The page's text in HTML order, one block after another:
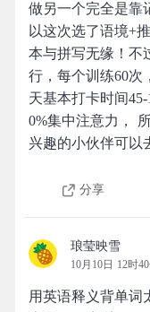
做另一个完全是靠
以这次选了语境+
本与拼写无缘！不
行，每个训练60次
天基本打卡时间
0%集中注意力，
兴趣的小伙伴可以
分享
琅莹映雪
10月10日 12时
用英语释义背单词